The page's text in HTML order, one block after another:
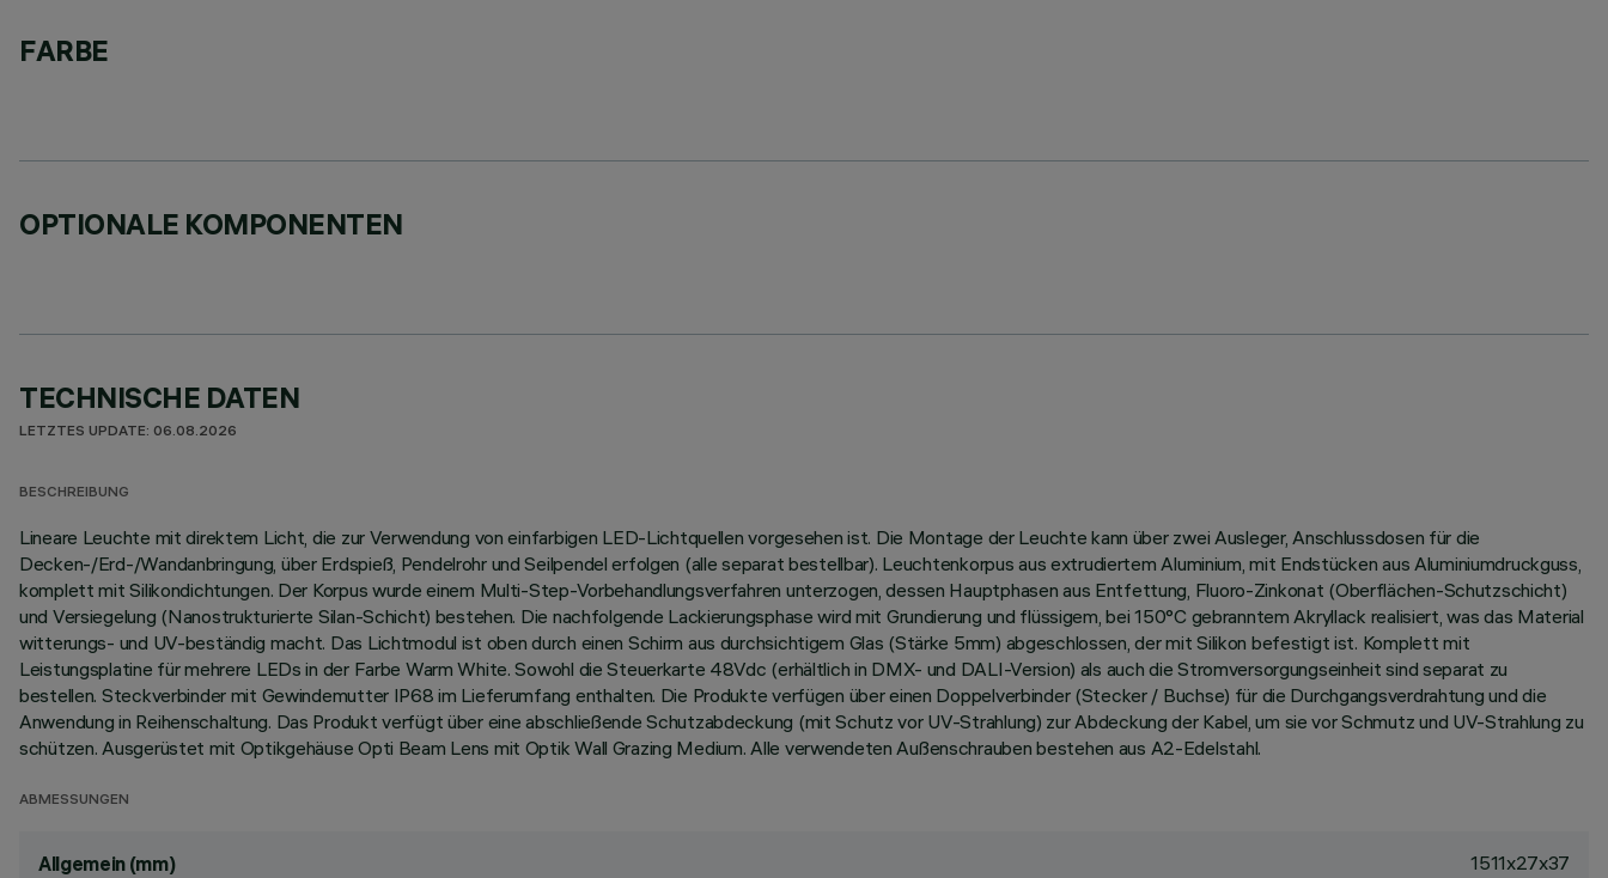
FARBE
OPTIONALE KOMPONENTEN
TECHNISCHE DATEN
LETZTES UPDATE: 06.08.2026
BESCHREIBUNG
Lineare Leuchte mit direktem Licht, die zur Verwendung von einfarbigen LED-Lichtquellen vorgesehen ist. Die Montage der Leuchte kann über zwei Ausleger, Anschlussdosen für die
Decken-/Erd-/Wandanbringung, über Erdspieß, Pendelrohr und Seilpendel erfolgen (alle separat bestellbar). Leuchtenkorpus aus extrudiertem Aluminium, mit Endstücken aus Aluminiumdruckguss,
komplett mit Silikondichtungen. Der Korpus wurde einem Multi-Step-Vorbehandlungsverfahren unterzogen, dessen Hauptphasen aus Entfettung, Fluoro-Zinkonat (Oberflächen-Schutzschicht)
und Versiegelung (Nanostrukturierte Silan-Schicht) bestehen. Die nachfolgende Lackierungsphase wird mit Grundierung und flüssigem, bei 150°C gebranntem Akryllack realisiert, was das Material
witterungs- und UV-beständig macht. Das Lichtmodul ist oben durch einen Schirm aus durchsichtigem Glas (Stärke 5mm) abgeschlossen, der mit Silikon befestigt ist. Komplett mit
Leistungsplatine für mehrere LEDs in der Farbe Warm White. Sowohl die Steuerkarte 48Vdc (erhältlich in DMX- und DALI-Version) als auch die Stromversorgungseinheit sind separat zu
bestellen. Steckverbinder mit Gewindemutter IP68 im Lieferumfang enthalten. Die Produkte verfügen über einen Doppelverbinder (Stecker / Buchse) für die Durchgangsverdrahtung und die
Anwendung in Reihenschaltung. Das Produkt verfügt über eine abschließende Schutzabdeckung (mit Schutz vor UV-Strahlung) zur Abdeckung der Kabel, um sie vor Schmutz und UV-Strahlung zu
schützen. Ausgerüstet mit Optikgehäuse Opti Beam Lens mit Optik Wall Grazing Medium. Alle verwendeten Außenschrauben bestehen aus A2-Edelstahl.
ABMESSUNGEN
Allgemein (mm) 1511x27x37